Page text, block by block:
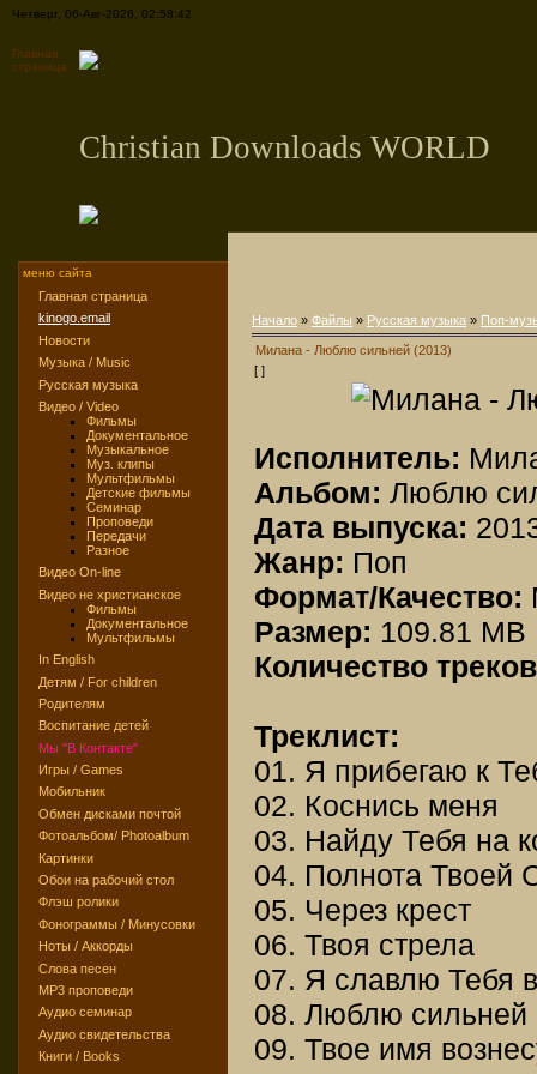
Четверг, 06-Авг-2026, 02:58:42
Главная
страница
Christian Downloads WORLD
меню сайта
Главная страница
kinogo.email
Новости
Музыка / Music
Русская музыка
Видео / Video
Фильмы
Документальное
Музыкальное
Муз. клипы
Мультфильмы
Детские фильмы
Семинар
Проповеди
Передачи
Разное
Видео On-line
Видео не христианское
Фильмы
Документальное
Мультфильмы
In English
Детям / For children
Родителям
Воспитание детей
Мы "В Контакте"
Игры / Games
Мобильник
Обмен дисками почтой
Фотоальбом/ Photoalbum
Картинки
Обои на рабочий стол
Флэш ролики
Фонограммы / Минусовки
Ноты / Аккорды
Слова песен
MP3 проповеди
Аудио семинар
Аудио свидетельства
Книги / Books
Начало » Файлы » Русская музыка » Поп-
Милана - Люблю сильней (2013)
[ ]
Исполнитель:
Альбом: Люблю
Дата выпуска:
Жанр: Поп
Формат/Качество:
Размер: 109.81 MB
Количество
Треклист:
01. Я прибегаю к
02. Коснись меня
03. Найду Тебя на
04. Полнота Твоей
05. Через крест
06. Твоя стрела
07. Я славлю Тебя
08. Люблю сильней
09. Твое имя